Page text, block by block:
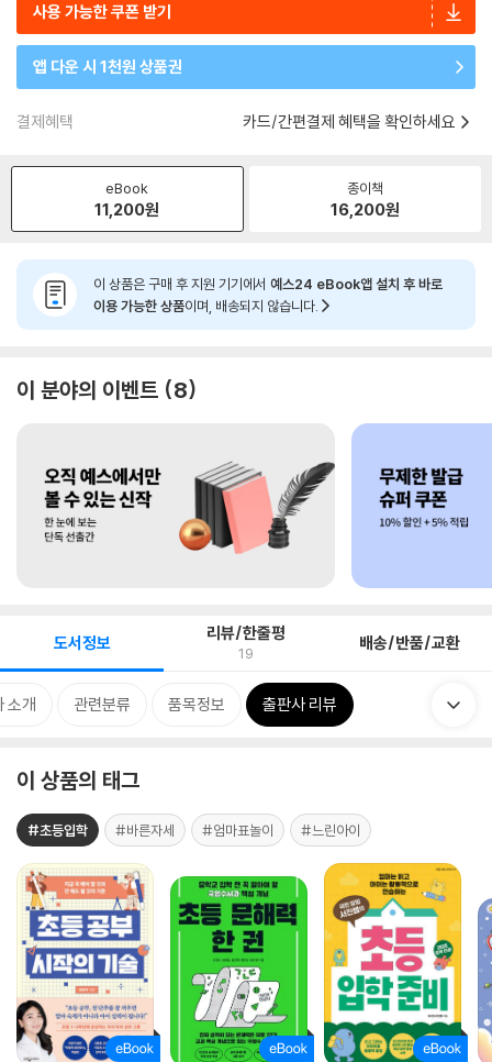
사용 가능한 쿠폰 받기
앱 다운 시 1천원 상품권
결제혜택 카드/간편결제 혜택을 확인하세요
eBook
11,200원
종이책
16,200원
이 상품은 구매 후 지원 기기에서 예스24 eBook앱 설치 후 바로
이용 가능한 상품이며, 배송되지 않습니다.
이 분야의 이벤트 8
도서정보 리뷰/한줄평
19 배송/반품/교환
소개 관련분류 품목정보 출판사 리뷰
이 상품의 태그
#초등입학 #바른자세 #엄마표놀이 #느린아이